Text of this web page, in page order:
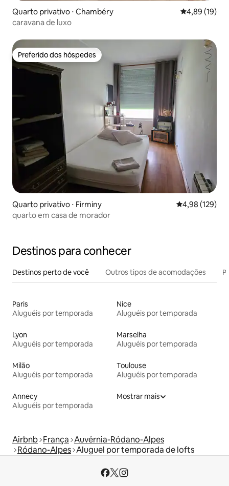
Quarto privativo ⋅ Chambéry 4,89 de uma
4,89 (19)
caravana de luxo
Preferido dos hóspedes
Preferido dos hóspedes
Quarto privativo ⋅ Firminy 4,98 de uma
4,98 (129)
quarto em casa de morador
Destinos para conhecer
Destinos perto de você Outros tipos de acomodações
Paris
Aluguéis por temporada
Nice
Aluguéis por temporada
Lyon
Aluguéis por temporada
Marselha
Aluguéis por temporada
Milão
Aluguéis por temporada
Toulouse
Aluguéis por temporada
Annecy
Aluguéis por temporada
Mostrar mais
Airbnb França Auvérnia-Ródano-Alpes
Ródano-Alpes Aluguel por temporada de lofts